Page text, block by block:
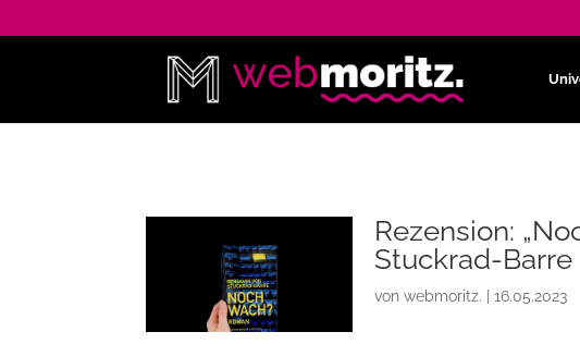
Rezension:
Stuckrad-Barre
vonwebmoritz. |16.05.2023